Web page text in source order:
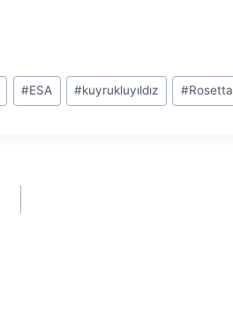
#ESA #kuyrukluyıldız #Rosetta